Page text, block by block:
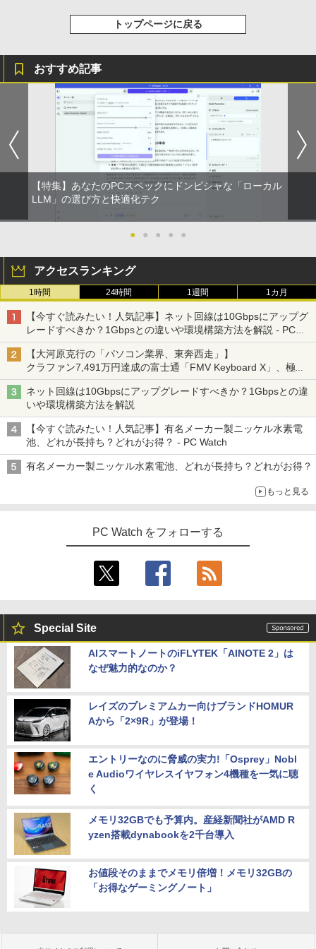
トップページに戻る
おすすめ記事
【特集】あなたのPCスペックにドンピシャな「ローカル
LLM」の選び方と快適化テク
● ● ● ● ●
アクセスランキング
1時間 24時間 1週間 1カ月
【今すぐ読みたい！人気記事】ネット回線は10Gbpsにアップグ
レードすべきか？1Gbpsとの違いや環境構築方法を解説 - PC
Watch
【大河原克行の「パソコン業界、東奔西走」】
クラファン7,491万円達成の富士通「FMV Keyboard X」、極限
の静音化を追求
ネット回線は10Gbpsにアップグレードすべきか？1Gbpsとの違
いや環境構築方法を解説
【今すぐ読みたい！人気記事】有名メーカー製ニッケル水素電
池、どれが長持ち？どれがお得？ - PC Watch
有名メーカー製ニッケル水素電池、どれが長持ち？どれがお得？
もっと見る
PC Watch をフォローする
Special Site
AIスマートノートのiFLYTEK「AINOTE 2」は
なぜ魅力的なのか？
レイズのプレミアムカー向けブランドHOMUR
Aから「2×9R」が登場！
エントリーなのに脅威の実力!「Osprey」Nobl
e Audioワイヤレスイヤフォン4機種を一気に聴
く
メモリ32GBでも予算内。産経新聞社がAMD R
yzen搭載dynabookを2千台導入
お値段そのままでメモリ倍増！メモリ32GBの
「お得なゲーミングノート」